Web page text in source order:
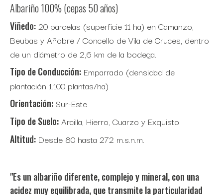
Albariño 100% (cepas 50 años)
Viñedo:20 parcelas (superficie 11 ha) en Camanzo,
Beubas y Añobre / Concello de Vila de Cruces, dentro
de un diámetro de 2,6 km de la bodega.
Tipo de Conducción: Emparrado (densidad de
plantación 1.100 plantas/ha)
Orientación:Sur-Este
Tipo de Suelo:Arcilla, Hierro, Cuarzo y Exquisto
Altitud: Desde 80 hasta 272 m.s.n.m.
"Es un albariño diferente, complejo y mineral, con una
acidez muy equilibrada, que transmite la particularidad